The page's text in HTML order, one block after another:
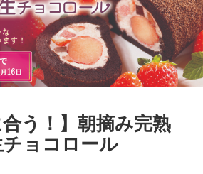
合う！】朝摘み完熟
ョコロール